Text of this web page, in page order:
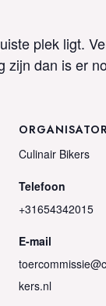
plek ligt.
dan is er
Culinair Bikers
Telefoon
+31654342015
E-mail
kers.nl